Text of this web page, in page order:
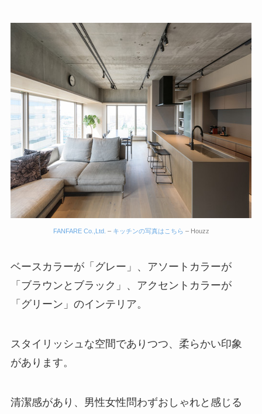
FANFARE Co.,Ltd. – キッチンの写真はこちら – Houzz
ベースカラーが「グレー」、アソートカラーが
「ブラウンとブラック」、アクセントカラーが
「グリーン」のインテリア。
スタイリッシュな空間でありつつ、柔らかい印象
があります。
清潔感があり、男性女性問わずおしゃれと感じる